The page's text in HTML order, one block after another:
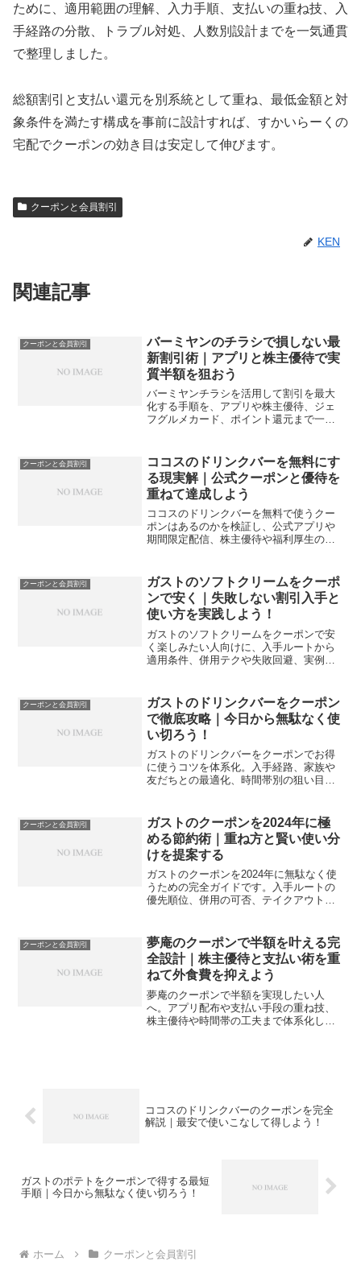
ために、適用範囲の理解、入力手順、支払いの重ね技、入
手経路の分散、トラブル対処、人数別設計までを一気通貫
で整理しました。
総額割引と支払い還元を別系統として重ね、最低金額と対
象条件を満たす構成を事前に設計すれば、すかいらーくの
宅配でクーポンの効き目は安定して伸びます。
クーポンと会員割引
KEN
関連記事
クーポンと会員割引
バーミヤンのチラシで損しない最
新割引術｜アプリと株主優待で実
質半額を狙おう
バーミヤンチラシを活用して割引を最大
化する手順を、アプリや株主優待、ジェ
フグルメカード、ポイント還元まで一体
クーポンと会員割引
ココスのドリンクバーを無料にす
る現実解｜公式クーポンと優待を
重ねて達成しよう
ココスのドリンクバーを無料で使うクー
ポンはあるのかを検証し、公式アプリや
期間限定配信、株主優待や福利厚生の活
報整理で迷わず実行できます。
クーポンと会員割引
ガストのソフトクリームをクーポ
ンで安く｜失敗しない割引入手と
使い方を実践しよう！
ガストのソフトクリームをクーポンで安
く楽しみたい人向けに、入手ルートから
適用条件、併用テクや失敗回避、実例計
クーポンと会員割引
ガストのドリンクバーをクーポン
で徹底攻略｜今日から無駄なく使
い切ろう！
ガストのドリンクバーをクーポンでお得
に使うコツを体系化。入手経路、家族や
友だちとの最適化、時間帯別の狙い目、
クーポンと会員割引
ガストのクーポンを2024年に極
める節約術｜重ね方と賢い使い分
けを提案する
ガストのクーポンを2024年に無駄なく使
うための完全ガイドです。入手ルートの
優先順位、併用の可否、テイクアウトや
落とし込みます。
クーポンと会員割引
夢庵のクーポンで半額を叶える完
全設計｜株主優待と支払い術を重
ねて外食費を抑えよう
夢庵のクーポンで半額を実現したい人
へ。アプリ配布や支払い手段の重ね技、
株主優待や時間帯の工夫まで体系化し、
ココスのドリンクバーのクーポンを完全
解説｜最安で使いこなして得しよう！
ガストのポテトをクーポンで得する最短
手順｜今日から無駄なく使い切ろう！
ホーム クーポンと会員割引